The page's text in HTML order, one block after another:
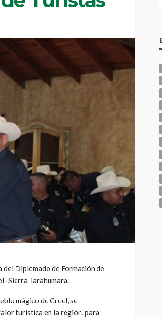
del Diplomado de Formación de
Tarahumara.
mágico de Creel, se
turística en la región, para